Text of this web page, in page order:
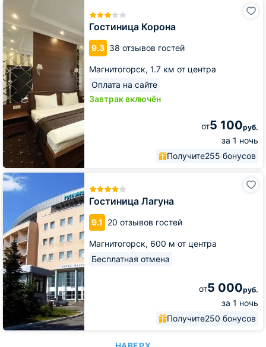
Гостиница Корона
9.3 38 отзывов гостей
Магнитогорск, 1.7 км от центра
Оплата на сайте
Завтрак включён
от5 100руб.
за 1 ночь
Получите255 бонусов
Гостиница
Корона
Гостиница Лагуна
9.1 20 отзывов гостей
Магнитогорск, 600 м от центра
Бесплатная отмена
от5 000руб.
за 1 ночь
Получите250 бонусов
Гостиница
Лагуна